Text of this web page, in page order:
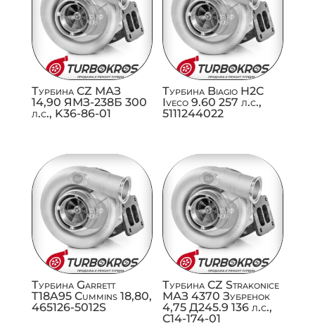
Турбина CZ МАЗ
14,90 ЯМЗ-238Б 300
л.с., K36-86-01
Турбина Biagio H2C
Iveco 9.60 257 л.с.,
5111244022
Турбина Garrett
T18A95 Cummins 18,80,
465126-5012S
Турбина CZ Strakonice
МАЗ 4370 Зубренок
4,75 Д245.9 136 л.с.,
C14-174-01